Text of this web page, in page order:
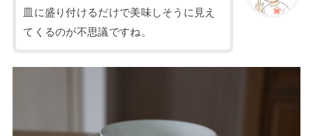
皿に盛り付けるだけで美味しそうに見え
てくるのが不思議ですね。